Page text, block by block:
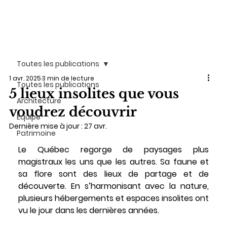
Toutes les publications
Architecture
Équipe
Patrimoine
Toutes les publications
5 lieux insolites que vous
voudrez découvrir
1 avr. 20253 min de lecture
Dernière mise à jour : 27 avr.
Le Québec regorge de paysages plus
magistraux les uns que les autres. Sa faune et
sa flore sont des lieux de partage et de
découverte. En s’harmonisant avec la nature,
plusieurs hébergements et espaces insolites ont
vu le jour dans les dernières années.